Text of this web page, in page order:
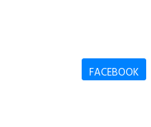
FACEBOOK